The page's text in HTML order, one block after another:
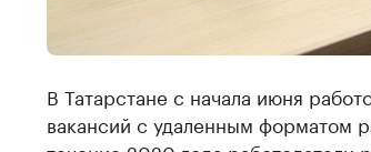
В Татарстане с начала июня
вакансий с удаленным форматом